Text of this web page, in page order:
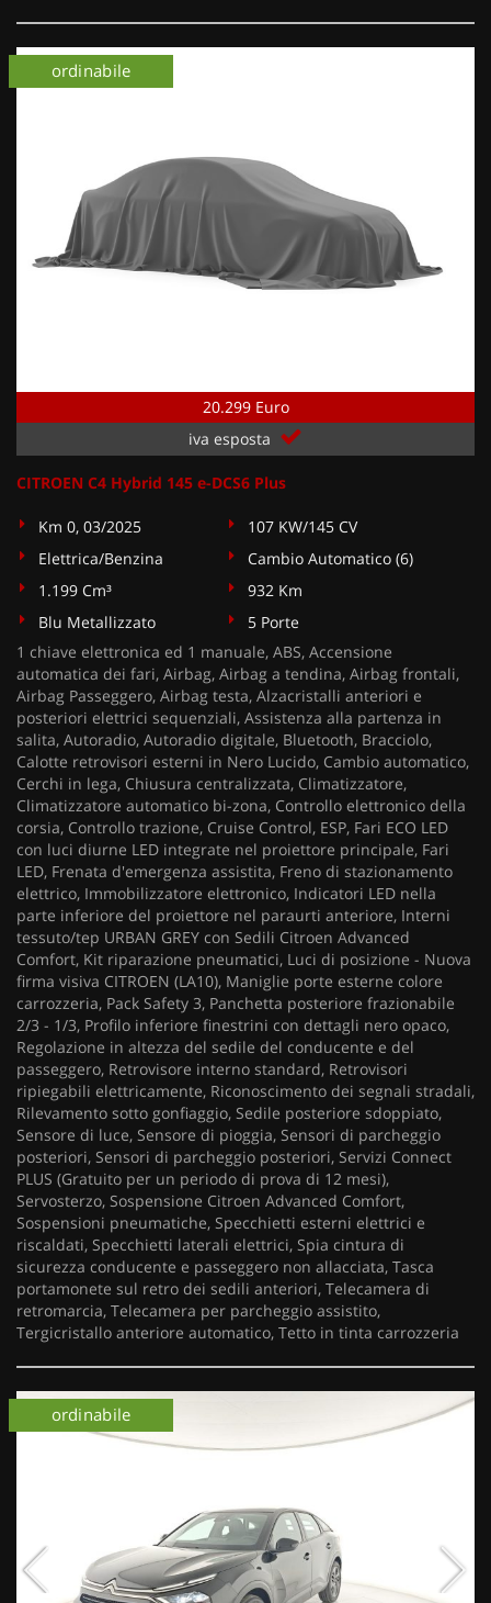
20.299 Euro
iva esposta
km 0
CITROEN C4 Hybrid 145 e-DCS6 Plus
Km 0, 03/2025
107 KW/145 CV
Elettrica/Benzina
Cambio Automatico (6)
1.199 Cm³
932 Km
Blu Metallizzato
5 Porte
1 chiave elettronica ed 1 manuale, ABS, Accensione
automatica dei fari, Airbag, Airbag a tendina, Airbag frontali,
Airbag Passeggero, Airbag testa, Alzacristalli anteriori e
posteriori elettrici sequenziali, Assistenza alla partenza in
salita, Autoradio, Autoradio digitale, Bluetooth, Bracciolo,
Calotte retrovisori esterni in Nero Lucido, Cambio automatico,
Cerchi in lega, Chiusura centralizzata, Climatizzatore,
Climatizzatore automatico bi-zona, Controllo elettronico della
corsia, Controllo trazione, Cruise Control, ESP, Fari ECO LED
con luci diurne LED integrate nel proiettore principale, Fari
LED, Frenata d'emergenza assistita, Freno di stazionamento
elettrico, Immobilizzatore elettronico, Indicatori LED nella
parte inferiore del proiettore nel paraurti anteriore, Interni
tessuto/tep URBAN GREY con Sedili Citroen Advanced
Comfort, Kit riparazione pneumatici, Luci di posizione - Nuova
firma visiva CITROEN (LA10), Maniglie porte esterne colore
carrozzeria, Pack Safety 3, Panchetta posteriore frazionabile
2/3 - 1/3, Profilo inferiore finestrini con dettagli nero opaco,
Regolazione in altezza del sedile del conducente e del
passeggero, Retrovisore interno standard, Retrovisori
ripiegabili elettricamente, Riconoscimento dei segnali stradali,
Rilevamento sotto gonfiaggio, Sedile posteriore sdoppiato,
Sensore di luce, Sensore di pioggia, Sensori di parcheggio
posteriori, Sensori di parcheggio posteriori, Servizi Connect
PLUS (Gratuito per un periodo di prova di 12 mesi),
Servosterzo, Sospensione Citroen Advanced Comfort,
Sospensioni pneumatiche, Specchietti esterni elettrici e
riscaldati, Specchietti laterali elettrici, Spia cintura di
sicurezza conducente e passeggero non allacciata, Tasca
portamonete sul retro dei sedili anteriori, Telecamera di
retromarcia, Telecamera per parcheggio assistito,
Tergicristallo anteriore automatico, Tetto in tinta carrozzeria
km 0 km 0